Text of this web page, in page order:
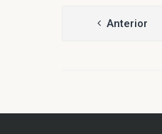
Navegación
Anterior